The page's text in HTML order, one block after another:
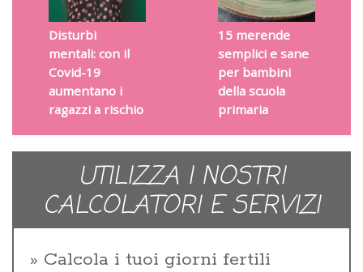
Disturbi
mentali: con il
Covid-19
aumentano i
ragazzi a rischio
15 merende
semplici e sane
per bambini
della scuola
primaria
UTILIZZA I NOSTRI
CALCOLATORI E SERVIZI
Calcola i tuoi giorni fertili